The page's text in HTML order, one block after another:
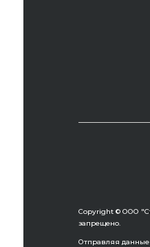
Copyright © ООО
запрещено.
Отправляя данные